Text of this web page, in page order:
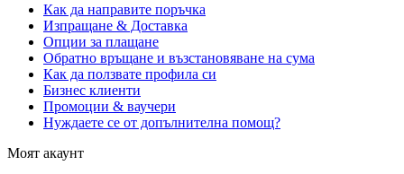
Как да направите поръчка
Изпращане & Доставка
Опции за плащане
Обратно връщане и възстановяване на сума
Как да ползвате профила си
Бизнес клиенти
Промоции & ваучери
Нуждаете се от допълнителна помощ?
Моят акаунт